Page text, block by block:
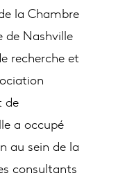
la Chambre
de Nashville
recherche et
de
a occupé
au sein de la
consultants